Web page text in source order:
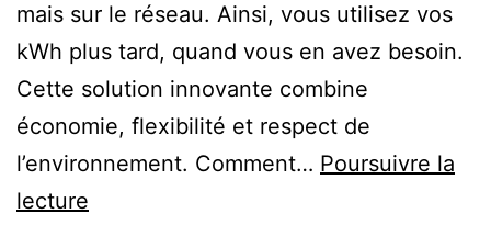
mais sur le réseau. Ainsi, vous utilisez vos
kWh plus tard, quand vous en avez besoin.
Cette solution innovante combine
économie, flexibilité et respect de
l’environnement. Comment… Poursuivre la
lecture